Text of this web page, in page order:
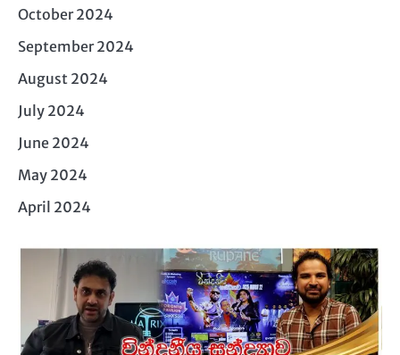
October 2024
September 2024
August 2024
July 2024
June 2024
May 2024
April 2024